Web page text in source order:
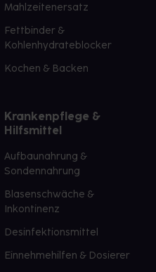
Mahlzeitenersatz
Fettbinder &
Kohlenhydrateblocker
Kochen & Backen
Krankenpflege &
Hilfsmittel
Aufbaunahrung &
Sondennahrung
Blasenschwäche &
Inkontinenz
Desinfektionsmittel
Einnehmehilfen & Dosierer